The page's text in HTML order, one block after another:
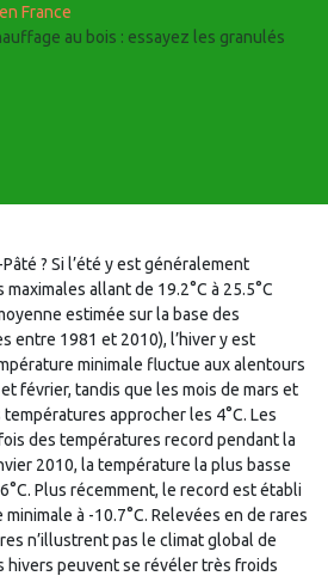
France
au bois : essayez les granulés
? Si l’été y est généralement
allant de 19.2°C à 25.5°C
estimée sur la base des
entre 1981 et 2010), l’hiver y est
minimale fluctue aux alentours
février, tandis que les mois de mars et
approcher les 4°C. Les
des températures record pendant la
2010, la température la plus basse
Plus récemment, le record est établi
à -10.7°C. Relevées en de rares
n’illustrent pas le climat global de
hivers peuvent se révéler très froids